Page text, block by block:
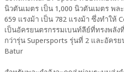
นิวตันเมตร เป็น 1,000 นิวตันเมตร พล
659 แรงม้า เป็น 782 แรงม้า ซึ่งทำให้
เป็นอัครยนตรกรรมเบนท์ลีย์ที่ทรงพลัง
กว่ารุ่น Supersports รุ่นที่ 2 และอัคร
Batur